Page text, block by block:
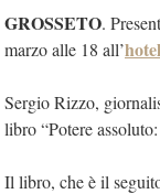
GROSSETO.
marzo alle 18 all’
Sergio Rizzo,
libro “Potere
Il libro, che è il